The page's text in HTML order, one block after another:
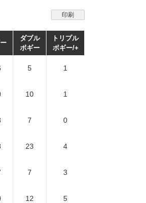
印刷
ダブル
ボギー
トリプル
ボギー/+
5 1
10 1
7 0
23 4
7 3
12 5